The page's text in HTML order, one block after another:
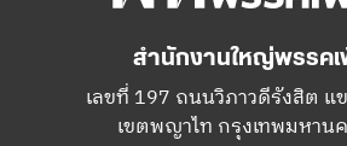
สำนักงานใหญ่พรรคเ
เลขที่ 197 ถนนวิภาวดีรังสิต แ
เขตพญาไท กรุงเทพมหาน